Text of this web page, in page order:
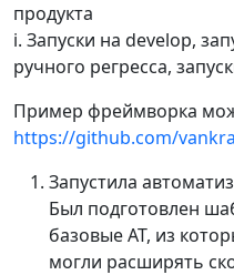
продукта
i. Запуски на develop,
ручного регресса,
Пример фреймворка
https://github.com/
Запустила
Был подготовлен
базовые АТ, из
могли расширять